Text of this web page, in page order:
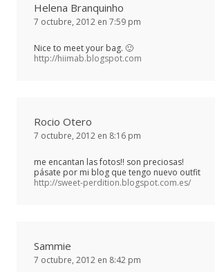
Helena Branquinho
7 octubre, 2012 en 7:59 pm
Nice to meet your bag. 🙂
http://hiimab.blogspot.com
Rocio Otero
7 octubre, 2012 en 8:16 pm
me encantan las fotos!! son preciosas!
pásate por mi blog que tengo nuevo outfit
http://sweet-perdition.blogspot.com.es/
Sammie
7 octubre, 2012 en 8:42 pm